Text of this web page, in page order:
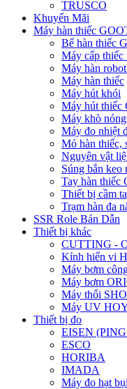
TRUSCO
Khuyến Mãi
Máy hàn thiếc
Bể hàn thiếc
Máy cấp
Máy hàn
Máy hàn thiếc
Máy hút khói
Máy hút thiếc
Máy khò
Máy đo nhiệt
Mỏ hàn thiếc,
Nguyên vật
Súng bắn keo
Tay hàn thiếc
Thiết bị cầm
Trạm hàn đa
SSR Role Bán Dẫn
Thiết bị khác
CUTTING -
Kính hiển vi
Máy bơm
Máy bơm
Máy thổi
Máy UV
Thiết bị đo
EISEN
ESCO
HORIBA
IMADA
Máy đo hạt